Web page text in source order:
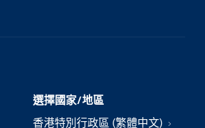
選擇國家/地區
香港特別行政區 (繁體中文)